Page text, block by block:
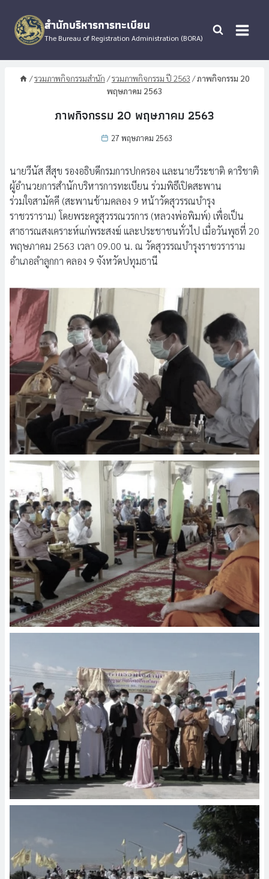
content
สำนักบริหารการทะเบียน
The Bureau of Registration Administration (BORA)
/รวมภาพกิจกรรมสำนัก /รวมภาพกิจกรรม ปี 2563 /ภาพกิจกรรม 20
พฤษภาคม 2563
ภาพกิจกรรม 20 พฤษภาคม 2563
27 พฤษภาคม 2563
นายวีนัส สีสุข รองอธิบดีกรมการปกครอง และนายวีระชาติ ดาริชาติ
ผู้อำนวยการสำนักบริหารการทะเบียน ร่วมพิธีเปิดสะพาน
ร่วมใจสามัคคี (สะพานข้ามคลอง 9 หน้าวัดสุวรรณบำรุง
ราชวราราม) โดยพระครูสุวรรณวรการ (หลวงพ่อพิมพ์) เพื่อเป็น
สาธารณสงเคราะห์แก่พระสงฆ์ และประชาชนทั่วไป เมื่อวันพุธที่ 20
พฤษภาคม 2563 เวลา 09.00 น. ณ วัดสุวรรณบำรุงราชวราราม
อำเภอลำลูกกา คลอง 9 จังหวัดปทุมธานี